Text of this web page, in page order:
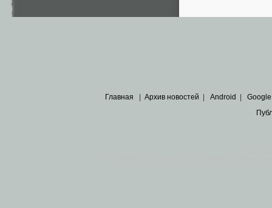
Главная Архив новостей Android Google